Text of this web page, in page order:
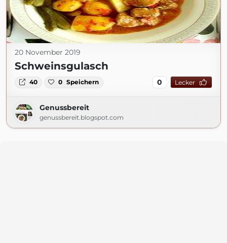
20 November 2019
Schweinsgulasch
40 0 Speichern 0 Lecker
Genussbereit
genussbereit.blogspot.com